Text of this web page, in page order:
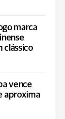
marca
clássico
vence
aproxima